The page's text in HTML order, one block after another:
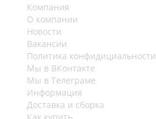
Компания
О компании
Новости
Вакансии
Политика конфидициальности
Мы в ВКонтакте
Мы в Телеграме
Информация
Доставка и сборка